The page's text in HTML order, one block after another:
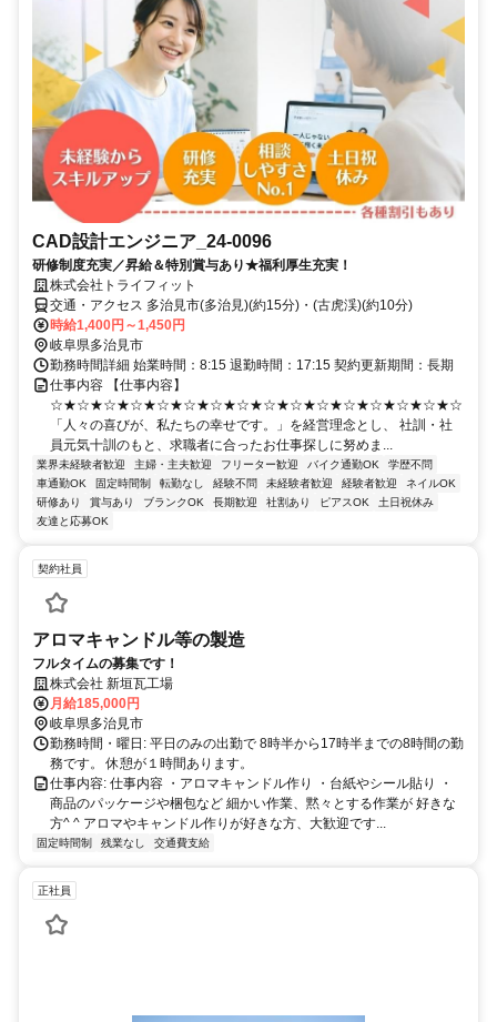
CAD設計エンジニア_24-0096
研修制度充実／昇給＆特別賞与あり★福利厚生充実！
株式会社トライフィット
交通・アクセス 多治見市(多治見)(約15分)・(古虎渓)(約10分)
時給1,400円～1,450円
岐阜県多治見市
勤務時間詳細 始業時間：8:15 退勤時間：17:15 契約更新期間：長期
仕事内容 【仕事内容】
☆★☆★☆★☆★☆★☆★☆★☆★☆★☆★☆★☆★☆★☆★☆★☆
「人々の喜びが、私たちの幸せです。」を経営理念とし、 社訓・社
員元気十訓のもと、求職者に合ったお仕事探しに努めま...
業界未経験者歓迎 主婦・主夫歓迎 フリーター歓迎 バイク通勤OK
学歴不問
車通勤OK
固定時間制 転勤なし 経験不問 未経験者歓迎 経験者歓迎
ネイルOK
研修あり
賞与あり ブランクOK 長期歓迎 社割あり ピアスOK
土日祝休み
友達と応募OK
契約社員
アロマキャンドル等の製造
フルタイムの募集です！
株式会社 新垣瓦工場
月給185,000円
岐阜県多治見市
勤務時間・曜日: 平日のみの出勤で 8時半から17時半までの8時間の勤
務です。 休憩が１時間あります。
仕事内容: 仕事内容 ・アロマキャンドル作り ・台紙やシール貼り ・
商品のパッケージや梱包など 細かい作業、黙々とする作業が 好きな
方^ ^ アロマやキャンドル作りが好きな方、大歓迎です...
固定時間制 残業なし 交通費支給
正社員